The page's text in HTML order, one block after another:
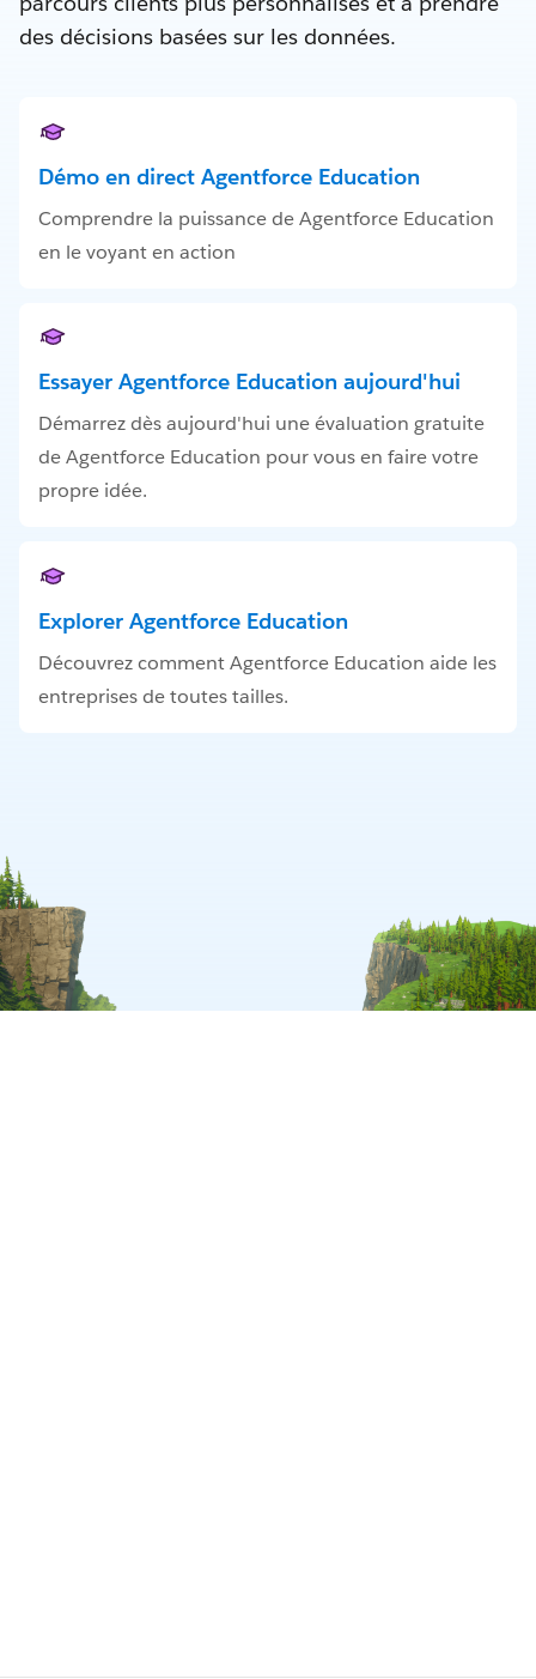
des décisions basées sur les données.
Démo en direct Agentforce Education
Comprendre la puissance de Agentforce Education
en le voyant en action
Essayer Agentforce Education aujourd'hui
Démarrez dès aujourd'hui une évaluation gratuite
de Agentforce Education pour vous en faire votre
propre idée.
Explorer Agentforce Education
Découvrez comment Agentforce Education aide les
entreprises de toutes tailles.